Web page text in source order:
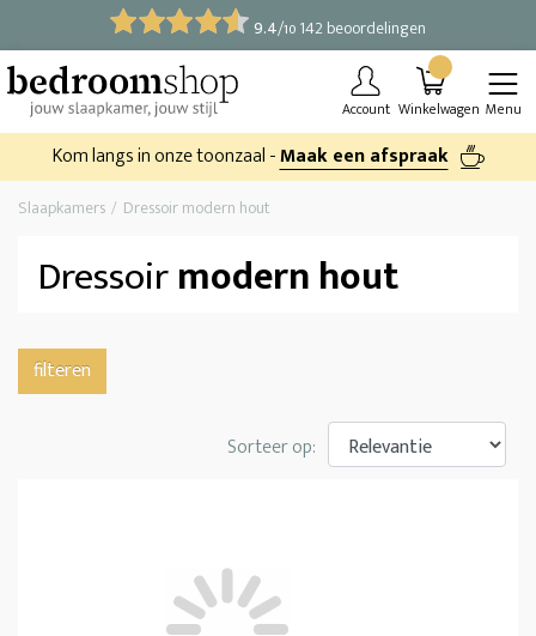
9.4/10 142 beoordelingen
Account Winkelwagen Menu
Kom langs in onze toonzaal -Maak een afspraak
Slaapkamers Dressoir modern hout
Dressoirmodern hout
filteren
Sorteer op: